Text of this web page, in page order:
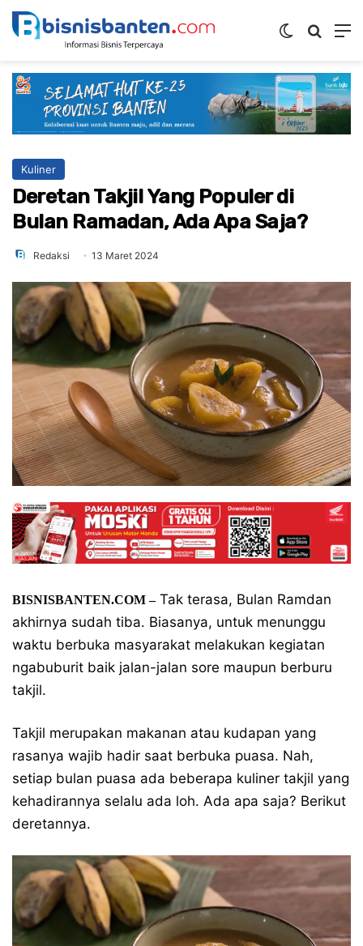
Switch skin
Kuliner
Deretan Takjil Yang Populer di
Bulan Ramadan, Ada Apa Saja?
Redaksi 13 Maret 2024
BISNISBANTEN.COM –Tak terasa, Bulan Ramdan
akhirnya sudah tiba. Biasanya, untuk menunggu
waktu berbuka masyarakat melakukan kegiatan
ngabuburit baik jalan-jalan sore maupun berburu
takjil.
Takjil merupakan makanan atau kudapan yang
rasanya wajib hadir saat berbuka puasa. Nah,
setiap bulan puasa ada beberapa kuliner takjil yang
kehadirannya selalu ada loh. Ada apa saja? Berikut
deretannya.